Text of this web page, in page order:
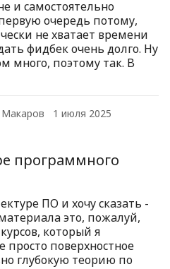
и самостоятельно
очередь потому,
не хватает времени
фидбек очень долго. Ну
много, поэтому так. В
Макаров
1 июля 2025
программного
ПО и хочу сказать -
это, пожалуй,
который я
просто поверхностное
глубокую теорию по